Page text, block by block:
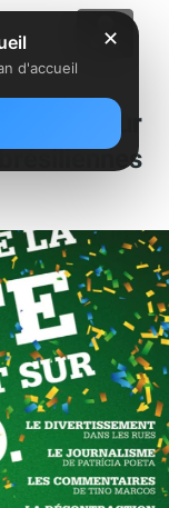
sur
✕
d'accueil